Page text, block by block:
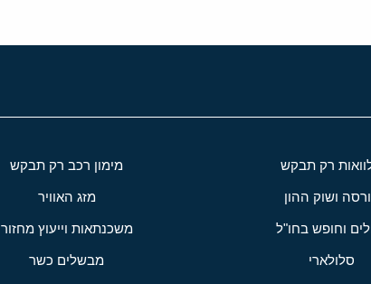
רק תבקש מימון רכב רק תבקש
ושוק ההון מזג האוויר
וחופש בחו"ל משכנתאות וייעוץ מחזור
סלולארי מבשלים כשר